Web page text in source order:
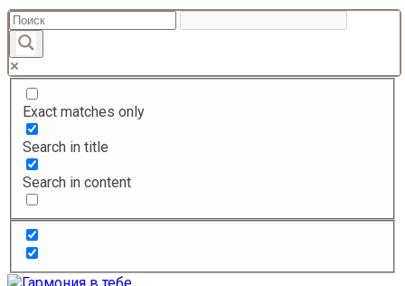
Перейти
к
содержанию
Exact matches only
Search in title
Search in content